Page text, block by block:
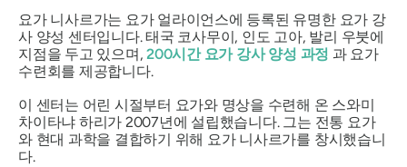
요가 니사르가는 요가 얼라이언스에 등록된 유명한 요가 강
사 양성 센터입니다. 태국 코사무이, 인도 고아, 발리 우붓에
지점을 두고 있으며,200시간 요가 강사 양성 과정 과 요가
수련회를 제공합니다.
이 센터는 어린 시절부터 요가와 명상을 수련해 온 스와미
차이타냐 하리가 2007년에 설립했습니다. 그는 전통 요가
와 현대 과학을 결합하기 위해 요가 니사르가를 창시했습니
다.